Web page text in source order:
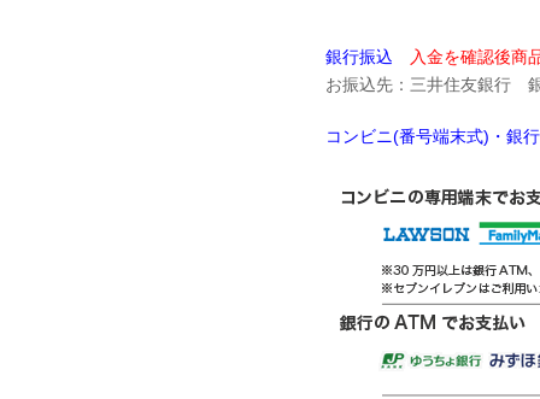
銀行振込 入金を確認後商
お振込先：三井住友銀行
コンビニ(番号端末式)・銀